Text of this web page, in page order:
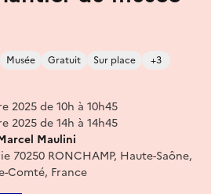
Musée Gratuit Sur place +3
2025 de 10h à 10h45
2025 de 14h à 14h45
Maulini
70250 RONCHAMP, Haute-Saône,
Comté, France